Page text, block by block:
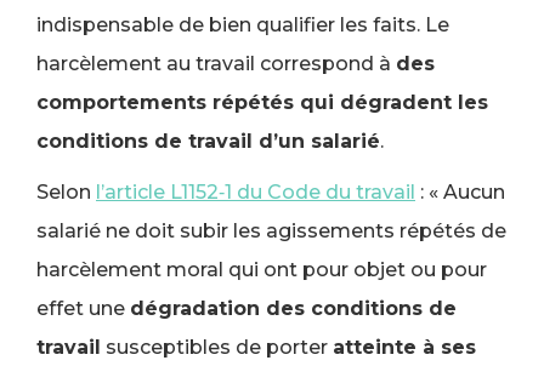
indispensable de bien qualifier les faits. Le
harcèlement au travail correspond à des
comportements répétés qui dégradent les
conditions de travail d’un salarié.
Selon l’article L1152‑1 du Code du travail : « Aucun
salarié ne doit subir les agissements répétés de
harcèlement moral qui ont pour objet ou pour
effet une dégradation des conditions de
travail susceptibles de porter atteinte à ses